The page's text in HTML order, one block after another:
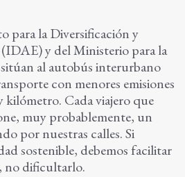
para la Diversificación y
y del Ministerio para la
al autobús interurbano
con menores emisiones
kilómetro. Cada viajero que
muy probablemente, un
por nuestras calles. Si
sostenible, debemos facilitar
no dificultarlo.